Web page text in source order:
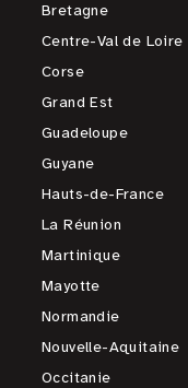
Bretagne
Centre-Val de Loire
Corse
Grand Est
Guadeloupe
Guyane
Hauts-de-France
La Réunion
Martinique
Mayotte
Normandie
Nouvelle-Aquitaine
Occitanie